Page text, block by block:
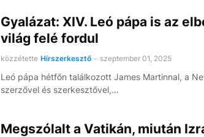
Gyalázat: XIV. Leó pápa is az
világ felé fordul
közzétette Hírszerkesztő - szeptember 01, 2025
Leó pápa hétfőn találkozott James Martinnal, a
szerzővel és szerkesztővel,…
Megszólalt a Vatikán, miután